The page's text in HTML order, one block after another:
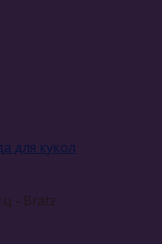
для кукол
- Bratz